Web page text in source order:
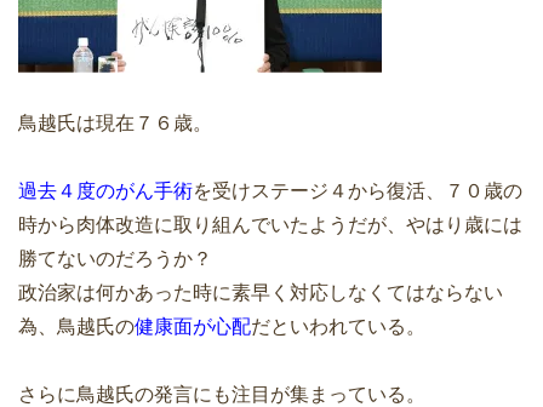
鳥越氏は現在７６歳。
過去４度のがん手術を受けステージ４から復活、７０歳の
時から肉体改造に取り組んでいたようだが、やはり歳には
勝てないのだろうか？
政治家は何かあった時に素早く対応しなくてはならない
為、鳥越氏の健康面が心配だといわれている。
さらに鳥越氏の発言にも注目が集まっている。